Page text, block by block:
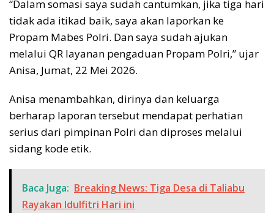
“Dalam somasi saya sudah cantumkan, jika tiga hari
tidak ada itikad baik, saya akan laporkan ke
Propam Mabes Polri. Dan saya sudah ajukan
melalui QR layanan pengaduan Propam Polri,” ujar
Anisa, Jumat, 22 Mei 2026.
Anisa menambahkan, dirinya dan keluarga
berharap laporan tersebut mendapat perhatian
serius dari pimpinan Polri dan diproses melalui
sidang kode etik.
Baca Juga: Breaking News: Tiga Desa di Taliabu
Rayakan Idulfitri Hari ini